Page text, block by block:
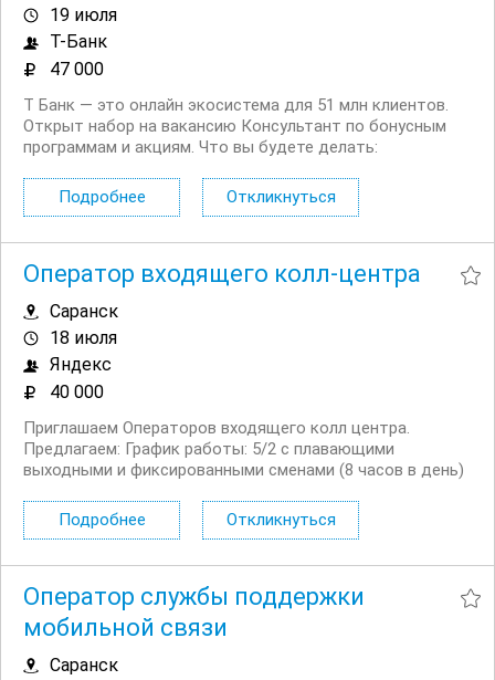
19 июля
Т-Банк
47 000
Т Банк — это онлайн экосистема для 51 млн клиентов.
Открыт набор на вакансию Консультант по бонусным
программам и акциям. Что вы будете делать:
использования кэшбэка, бонусов и участия в акциях
Помогать разобраться в условиях...
Подробнее Откликнуться
Оператор входящего колл-центра
Саранск
18 июля
Яндекс
40 000
Приглашаем Операторов входящего колл центра.
Предлагаем: График работы: 5/2 с плавающими
выходными и фиксированными сменами (8 часов в день)
Удалённую работу и гибкий график — 5/2 с плавающими
выходными и фиксированными сменами...
Подробнее Откликнуться
Оператор службы поддержки
мобильной связи
Саранск